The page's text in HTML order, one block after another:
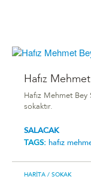
Hafız
Hafız Mehmet Bey
sokaktır.
SALACAK
TAGS: hafız
HARITA / SOKAK